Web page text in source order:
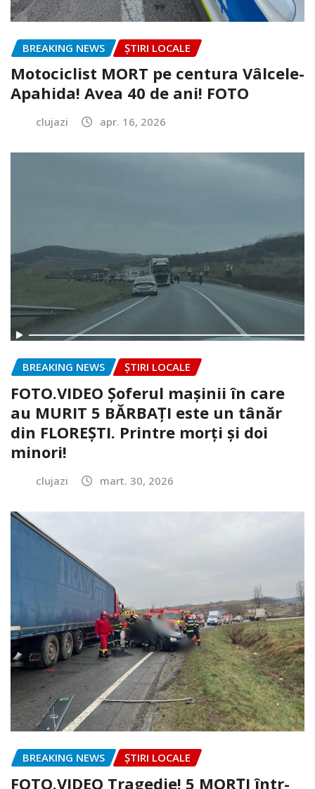
BREAKING NEWS ȘTIRI LOCALE
Motociclist MORT pe centura Vâlcele-
Apahida! Avea 40 de ani! FOTO
clujazi apr. 16, 2026
BREAKING NEWS ȘTIRI LOCALE
FOTO.VIDEO Șoferul mașinii în care
au MURIT 5 BĂRBAȚI este un tânăr
din FLOREȘTI. Printre morți și doi
minori!
clujazi mart. 30, 2026
BREAKING NEWS ȘTIRI LOCALE
FOTO.VIDEO Tragedie! 5 MORȚI într-